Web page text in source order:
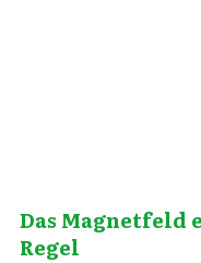
Das Magnetfeld
Regel